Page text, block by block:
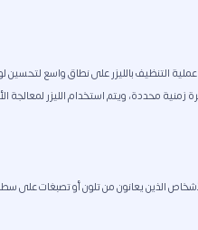
التنظيف بالليزر على نطاق واسع لتحسين
محددة، ويتم استخدام الليزر لمعالجة
الذين يعانون من تلون أو تصبغات على